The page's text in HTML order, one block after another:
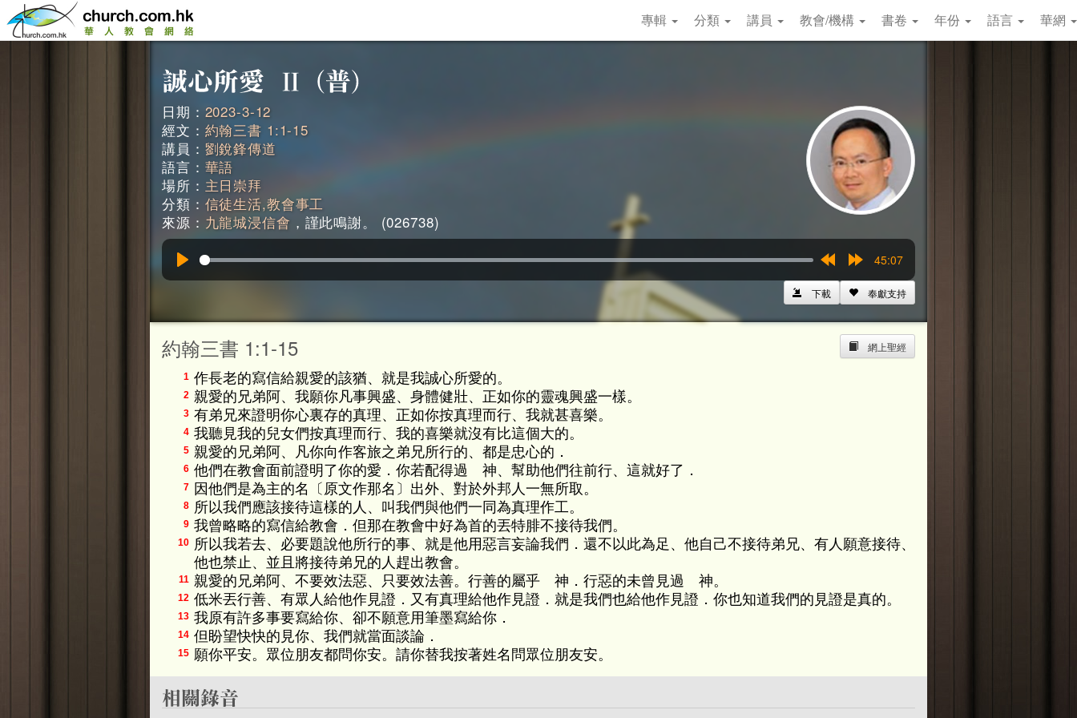
專輯 分類 講員 教會/機構 書卷 年份 語言 華網
日期： 2023-3-12
經文： 約翰三書 1:1-15
講員： 劉銳鋒傳道
語言： 華語
場所： 主日崇拜
分類： 信徒生活,教會事工
來源： 九龍城浸信會 ，謹此鳴謝。 (026738)
15s
15s
45:07
奉獻支持
下載
網上聖經
約翰三書 1:1-15
1 作長老的寫信給親愛的該猶、就是我誠心所愛的。
2 親愛的兄弟阿、我願你凡事興盛、身體健壯、正如你的靈魂興盛一樣。
3 有弟兄來證明你心裏存的真理、正如你按真理而行、我就甚喜樂。
4 我聽見我的兒女們按真理而行、我的喜樂就沒有比這個大的。
5 親愛的兄弟阿、凡你向作客旅之弟兄所行的、都是忠心的．
6 他們在教會面前證明了你的愛．你若配得過 神、幫助他們往前行、這就好了．
7 因他們是為主的名〔原文作那名〕出外、對於外邦人一無所取。
8 所以我們應該接待這樣的人、叫我們與他們一同為真理作工。
9 我曾略略的寫信給教會．但那在教會中好為首的丟特腓不接待我們。
10 所以我若去、必要題說他所行的事、就是他用惡言妄論我們．還不以此為足、他自己不接待弟兄、有人願意接待、
他也禁止、並且將接待弟兄的人趕出教會。
11 親愛的兄弟阿、不要效法惡、只要效法善。行善的屬乎 神．行惡的未曾見過 神。
12 低米丟行善、有眾人給他作見證．又有真理給他作見證．就是我們也給他作見證．你也知道我們的見證是真的。
13 我原有許多事要寫給你、卻不願意用筆墨寫給你．
14 但盼望快快的見你、我們就當面談論．
15 願你平安。眾位朋友都問你安。請你替我按著姓名問眾位朋友安。